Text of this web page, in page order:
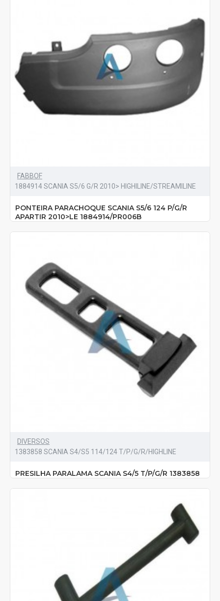
FABBOF
1884914 SCANIA S5/6 G/R 2010> HIGHILINE/STREAMILINE
PONTEIRA PARACHOQUE SCANIA S5/6 124 P/G/R
APARTIR 2010>LE 1884914/PR006B
DIVERSOS
1383858 SCANIA S4/S5 114/124 T/P/G/R/HIGHLINE
PRESILHA PARALAMA SCANIA S4/5 T/P/G/R 1383858